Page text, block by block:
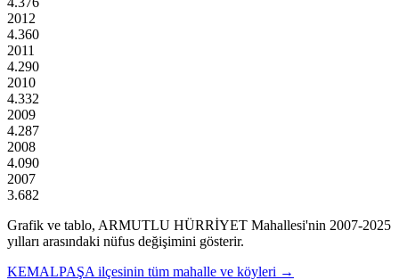
2012
4.360
2011
4.290
2010
4.332
2009
4.287
2008
4.090
2007
3.682
Grafik ve tablo, ARMUTLU HÜRRİYET Mahallesi'nin 2007-2025
yılları arasındaki nüfus değişimini gösterir.
KEMALPAŞA ilçesinin tüm mahalle ve köyleri →